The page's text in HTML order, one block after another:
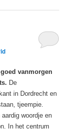
vanmorgen
De
in Dordrecht en
tjeempie.
woordje en
In het centrum